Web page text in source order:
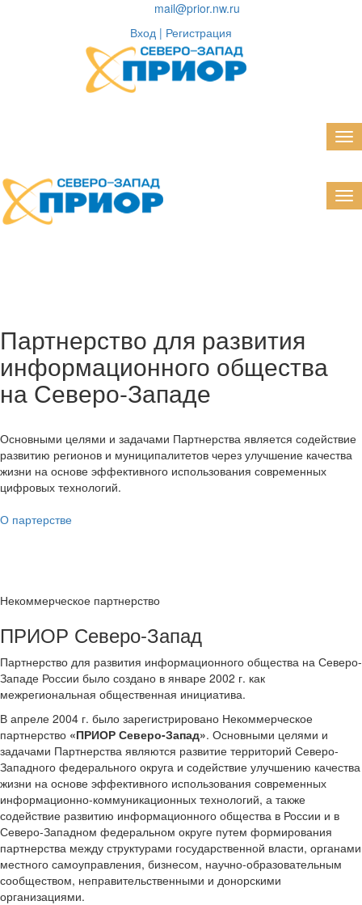
mail@prior.nw.ru
Вход | Регистрация
Партнерство для развития
информационного общества
на Северо-Западе
Основными целями и задачами Партнерства является содействие
развитию регионов и муниципалитетов через улучшение качества
жизни на основе эффективного использования современных
цифровых технологий.
О партерстве
Некоммерческое партнерство
ПРИОР Северо-Запад
Партнерство для развития информационного общества на Северо-
Западе России было создано в январе 2002 г. как
межрегиональная общественная инициатива.
В апреле 2004 г. было зарегистрировано Некоммерческое
партнерство «ПРИОР Северо-Запад». Основными целями и
задачами Партнерства являются развитие территорий Северо-
Западного федерального округа и содействие улучшению качества
жизни на основе эффективного использования современных
информационно-коммуникационных технологий, а также
содействие развитию информационного общества в России и в
Северо-Западном федеральном округе путем формирования
партнерства между структурами государственной власти, органами
местного самоуправления, бизнесом, научно-образовательным
сообществом, неправительственными и донорскими
организациями.